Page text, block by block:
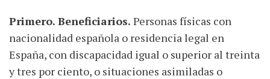
Primero. Beneficiarios. Personas físicas con
nacionalidad española o residencia legal en
España, con discapacidad igual o superior al treinta
y tres por ciento, o situaciones asimiladas o